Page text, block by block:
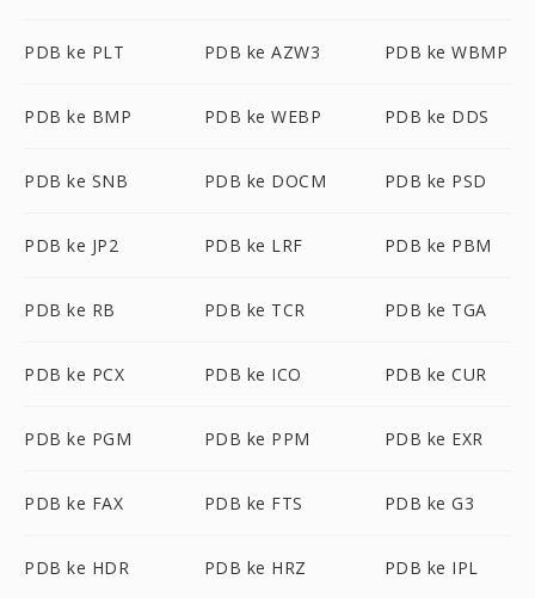
PDB ke PLT PDB ke AZW3 PDB ke WBMP
PDB ke BMP PDB ke WEBP PDB ke DDS
PDB ke SNB PDB ke DOCM PDB ke PSD
PDB ke JP2 PDB ke LRF PDB ke PBM
PDB ke RB PDB ke TCR PDB ke TGA
PDB ke PCX PDB ke ICO PDB ke CUR
PDB ke PGM PDB ke PPM PDB ke EXR
PDB ke FAX PDB ke FTS PDB ke G3
PDB ke HDR PDB ke HRZ PDB ke IPL